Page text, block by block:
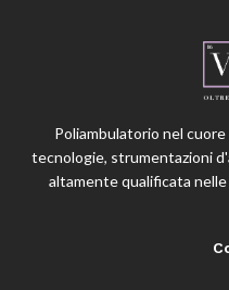
Poliambulatorio nel cuore
tecnologie, strumentazioni
altamente qualificata